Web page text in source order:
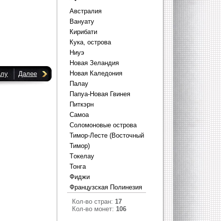
Австралия
Вануату
Кирибати
Кука, острова
Ниуэ
Новая Зеландия
Новая Каледония
Палау
Папуа-Новая Гвинея
Питкэрн
Самоа
Соломоновые острова
Тимор-Лесте (Восточный
Тимор)
Тoкелау
Тонга
Фиджи
Французская Полинезия
Кол-во стран: 17
Кол-во монет: 106
Далее